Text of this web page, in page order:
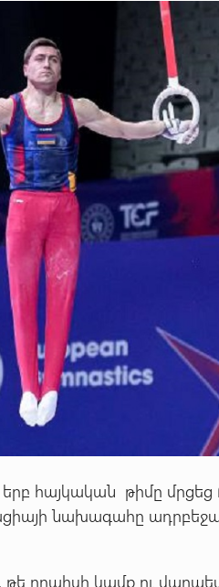
հայկական թիմը մրցեց
նախագահը
որպիսի կամք ու